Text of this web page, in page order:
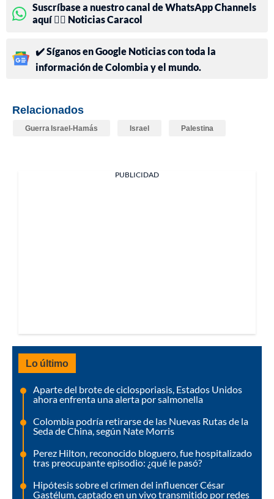
Suscríbase a nuestro canal de WhatsApp Channels
aquí 👉🏻 Noticias Caracol
✔️ Síganos en Google Noticias con toda la
información de Colombia y el mundo.
Relacionados
Guerra Israel-Hamás Israel Palestina
PUBLICIDAD
Lo último
Aparte del brote de ciclosporiasis, Estados Unidos
ahora enfrenta una alerta por salmonella
Colombia podría retirarse de las Nuevas Rutas de la
Seda de China, según Nate Morris
Perez Hilton, reconocido bloguero, fue hospitalizado
tras preocupante episodio: ¿qué le pasó?
Hipótesis sobre el crimen del influencer César
Gastélum, captado en un vivo transmitido por redes